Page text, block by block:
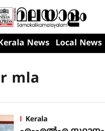
News Local News
mla
Kerala